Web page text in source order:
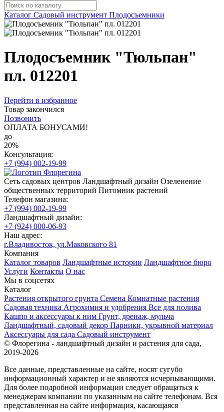
Каталог Садовый инструмент Плодосъемники
Плодосъемник "Тюльпан"
пл. 012201
Перейти в избранное
Товар закончился
Позвонить
ОПЛАТА БОНУСАМИ!
до
20%
Консультация:
+7 (994) 002-19-99
Сеть садовых центров Ландшафтный дизайн Озеленение
общественных территорий Питомник растений
Телефон магазина:
+7 (994) 002-19-99
Ландшафтный дизайн:
+7 (924) 000-06-93
Наш адрес:
г.Владивосток, ул.Маковского 81
Компания
Каталог товаров Ландшафтные истории Ландшафтное бюро
Услуги Контакты О нас
Мы в соцсетях
Каталог
Растения открытого грунта Семена Комнатные растения
Садовая техника Агрохимия и удобрения Все для полива
Кашпо и аксессуары к ним Грунт, дренаж, мульча
Ландшафтный, садовый декор Парники, укрывной материал
Аксессуары для сада Садовый инструмент
© Флорегина - ландшафтный дизайн и растения для сада,
2019-2026
Все данные, представленные на сайте, носят сугубо
информационный характер и не являются исчерпывающими.
Для более подробной информации следует обращаться к
менеджерам компании по указанным на сайте телефонам. Вся
представленная на сайте информация, касающаяся